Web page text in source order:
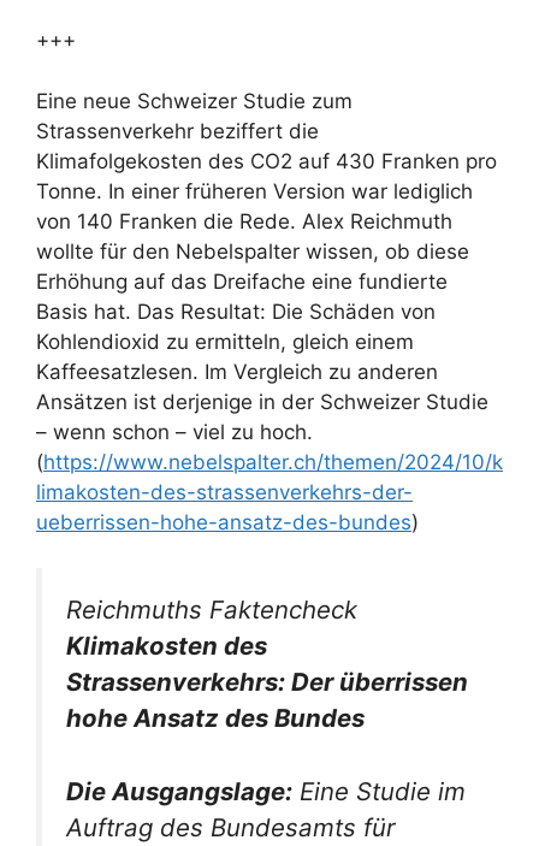
+++
Eine neue Schweizer Studie zum
Strassenverkehr beziffert die
Klimafolgekosten des CO2 auf 430 Franken pro
Tonne. In einer früheren Version war lediglich
von 140 Franken die Rede. Alex Reichmuth
wollte für den Nebelspalter wissen, ob diese
Erhöhung auf das Dreifache eine fundierte
Basis hat. Das Resultat: Die Schäden von
Kohlendioxid zu ermitteln, gleich einem
Kaffeesatzlesen. Im Vergleich zu anderen
Ansätzen ist derjenige in der Schweizer Studie
– wenn schon – viel zu hoch.
(https://www.nebelspalter.ch/themen/2024/10/k
limakosten-des-strassenverkehrs-der-
ueberrissen-hohe-ansatz-des-bundes)
Reichmuths Faktencheck
Klimakosten des
Strassenverkehrs: Der überrissen
hohe Ansatz des Bundes
Die Ausgangslage: Eine Studie im
Auftrag des Bundesamts für